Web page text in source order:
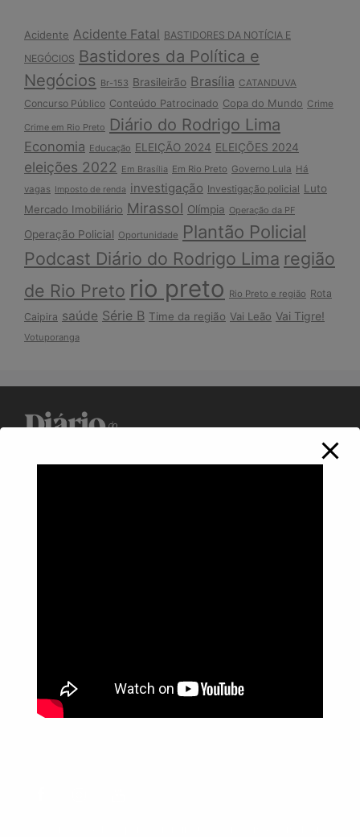
Acidente Acidente Fatal BASTIDORES DA NOTÍCIA E
NEGÓCIOS Bastidores da Política e
Negócios Br-153 Brasileirão Brasília CATANDUVA
Concurso Público Conteúdo Patrocinado Copa do Mundo Crime
Crime em Rio Preto Diário do Rodrigo Lima
Economia Educação ELEIÇÃO 2024 ELEIÇÕES 2024
eleições 2022 Em Brasília Em Rio Preto Governo Lula Há
vagas
Imposto de renda investigação Investigação policial Luto
Mercado Imobiliário Mirassol Olímpia Operação da PF
Operação Policial Oportunidade Plantão Policial
Podcast Diário do Rodrigo Lima região
de Rio Preto rio preto Rio Preto e região Rota
Caipira saúde Série B Time da região Vai Leão Vai Tigre!
Votuporanga
WhatsApp: (17) 99268-0565